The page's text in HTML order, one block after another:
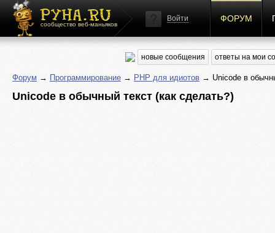
сообщество веб-маньяков
Войти ФОРУМ
новые сообщения ответы на мои
Форум → Программирование → PHP для идиотов → Unicode в
Unicode в обычный текст (как сделать?)